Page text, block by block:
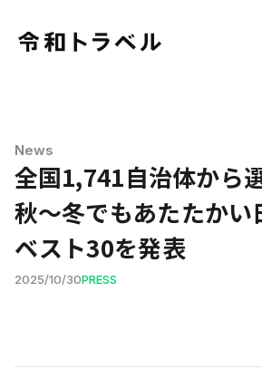
News
全国1,741自治体から
秋〜冬でもあたたかい
ベスト30を発表
2025/10/30PRESS